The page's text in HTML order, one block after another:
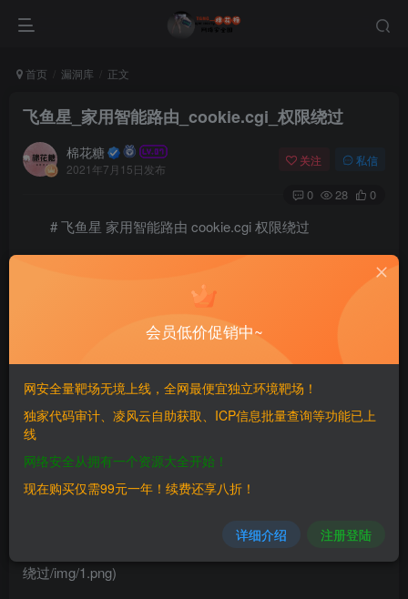
首页 漏洞库 正文
飞鱼星_家用智能路由_cookie.cgi_权限绕过
棉花糖
2021年7月15日发布
关注 私信
0 28 0
# 飞鱼星 家用智能路由 cookie.cgi 权限绕过
飞鱼星 家用智能路由存在权限绕过，通过Drop特定的请求包
访问未授权的管理员页面
`飞鱼星 家用智能路由 `
`FOFA: title=”飞鱼星家用智能路由”`
登录页面如下
![](/static/qingy/飞鱼星_家用智能路由_cookie.cgi_权限
绕过/img/1.png)
会员低价促销中~
网安全量靶场无境上线，全网最便宜独立环境靶场！
独家代码审计、凌风云自助获取、ICP信息批量查询等功能已上
线
网络安全从拥有一个资源大全开始！
现在购买仅需99元一年！续费还享八折！
详细介绍 注册登陆